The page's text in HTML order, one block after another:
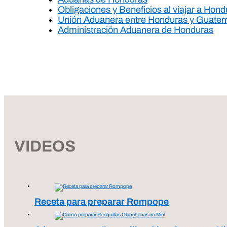
Obligaciones y Beneficios al viajar a
Unión Aduanera entre Honduras y
Administración Aduanera de Honduras
VIDEOS
Receta para preparar Rompope